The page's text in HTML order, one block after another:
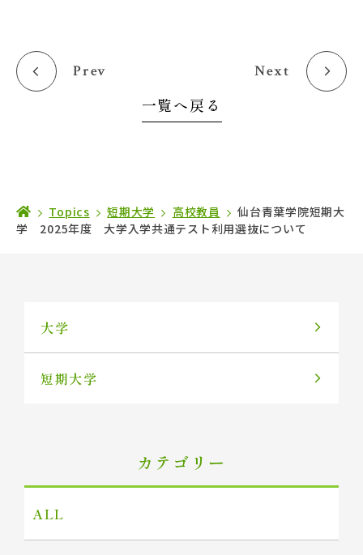
Prev
一覧へ戻る
Next
Topics 短期大学 高校教員
仙台青葉学院短期大
学 2025年度 大学入学共通テスト利用選抜について
大学
短期大学
カテゴリー
ALL